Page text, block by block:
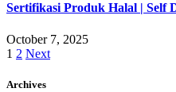
Sertifikasi Produk Halal | Self
October 7, 2025
1 2 Next
Archives